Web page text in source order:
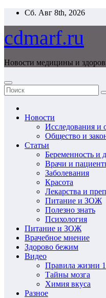
Перейти
содержимому
Сб. Авг 8th, 2026
cdmarf.ru
Новости медицины и
Новости
Исследования и
Общество и
Статьи
Беременность и
Врачи и
Заболевания
Красота
Лекарства и
Питание и ЗОЖ
Полезно знать
Психология
Питание и ЗОЖ
Врачебное мнение
Здорово бежим
Видео
Правила жизни
Тайны мозга
Химия вкуса
Разное